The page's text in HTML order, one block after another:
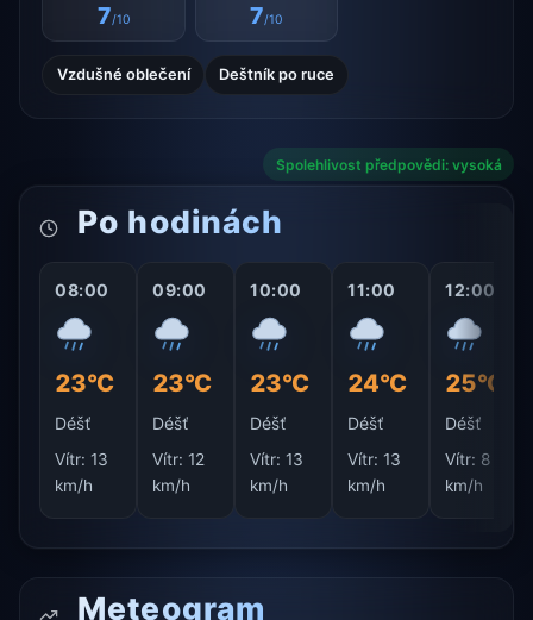
7/10 7/10
Vzdušné oblečení Deštník po ruce
Spolehlivost předpovědi: vysoká
Po hodinách
08:00
23°C
Déšť
Vítr: 13
km/h
09:00
23°C
Déšť
Vítr: 12
km/h
10:00
23°C
Déšť
Vítr: 13
km/h
11:00
24°C
Déšť
Vítr: 13
km/h
12:00
25°C
Déšť
Vítr: 8
km/h
Meteogram